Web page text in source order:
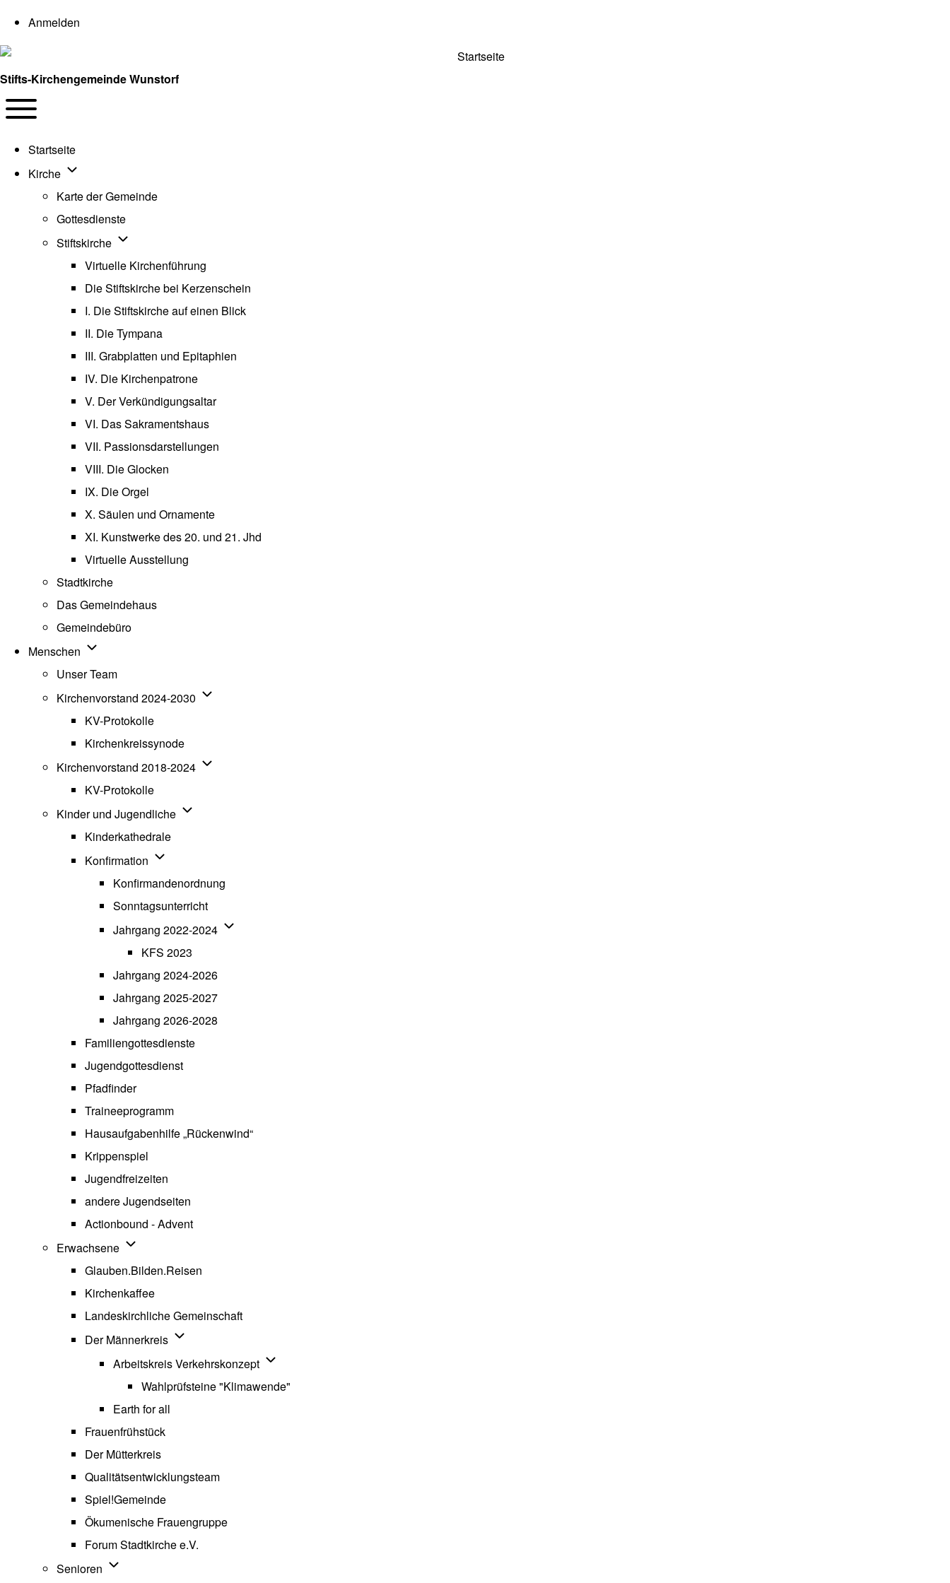
User account menu
Anmelden
Stifts-Kirchengemeinde Wunstorf
Navigation
Startseite
Kirche Unternavigation von Kirche
Karte der Gemeinde
Gottesdienste
Stiftskirche Unternavigation von Stiftskirche
Virtuelle Kirchenführung
Die Stiftskirche bei Kerzenschein
I. Die Stiftskirche auf einen Blick
II. Die Tympana
III. Grabplatten und Epitaphien
IV. Die Kirchenpatrone
V. Der Verkündigungsaltar
VI. Das Sakramentshaus
VII. Passionsdarstellungen
VIII. Die Glocken
IX. Die Orgel
X. Säulen und Ornamente
XI. Kunstwerke des 20. und 21. Jhd
Virtuelle Ausstellung
Stadtkirche
Das Gemeindehaus
Gemeindebüro
Menschen Unternavigation von Menschen
Unser Team
Kirchenvorstand 2024-2030 Unternavigation von Kirchenvorstand 2024-2030
KV-Protokolle
Kirchenkreissynode
Kirchenvorstand 2018-2024 Unternavigation von Kirchenvorstand 2018-2024
KV-Protokolle
Kinder und Jugendliche Unternavigation von Kinder und Jugendliche
Kinderkathedrale
Konfirmation Unternavigation von Konfirmation
Konfirmandenordnung
Sonntagsunterricht
Jahrgang 2022-2024 Unternavigation von Jahrgang 2022-2024
KFS 2023
Jahrgang 2024-2026
Jahrgang 2025-2027
Jahrgang 2026-2028
Familiengottesdienste
Jugendgottesdienst
Pfadfinder(opens in new tab)
Traineeprogramm
Hausaufgabenhilfe „Rückenwind“
Krippenspiel
Jugendfreizeiten
andere Jugendseiten
Actionbound - Advent
Erwachsene Unternavigation von Erwachsene
Glauben.Bilden.Reisen
Kirchenkaffee
Landeskirchliche Gemeinschaft
Der Männerkreis Unternavigation von Der Männerkreis
Arbeitskreis Verkehrskonzept Unternavigation von Arbeitskreis Verkehrskonzept
Wahlprüfsteine "Klimawende"
Earth for all
Frauenfrühstück
Der Mütterkreis
Qualitätsentwicklungsteam
Spiel!Gemeinde
Ökumenische Frauengruppe
Forum Stadtkirche e.V.
Senioren Unternavigation von Senioren